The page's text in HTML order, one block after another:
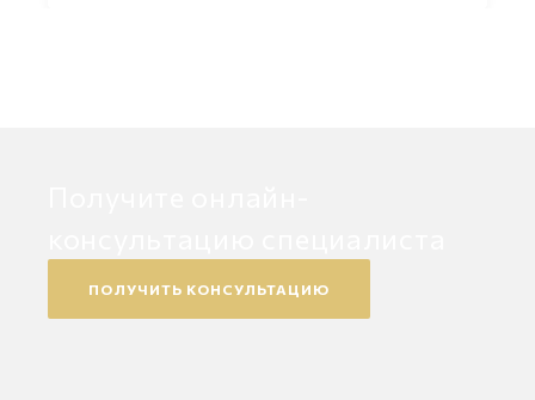
ПОЛУЧИТЬ КОНСУЛЬТАЦИЮ